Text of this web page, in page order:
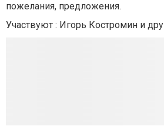
пожелания, предложения.
Участвуют : Игорь Костромин и